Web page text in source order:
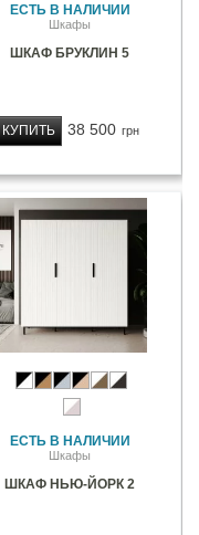
ЕСТЬ В НАЛИЧИИ
Шкафы
ШКАФ БРУКЛИН 5
38 500 грн
КУПИТЬ
ЕСТЬ В НАЛИЧИИ
Шкафы
ШКАФ НЬЮ-ЙОРК 2